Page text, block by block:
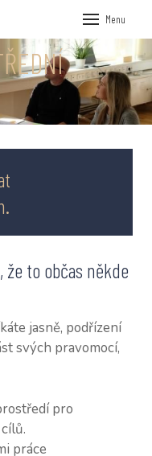
Menu
ÚVOD
O NÁS
to občas někde
jasně, podřízení
svých pravomocí,
pro
práce